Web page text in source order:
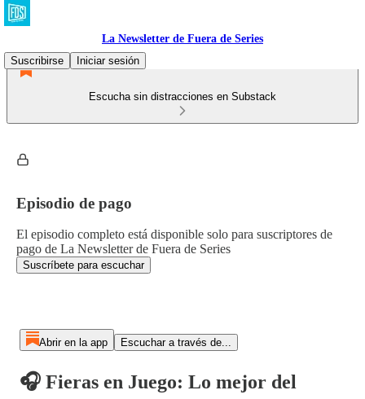
La Newsletter de Fuera de Series
Suscribirse
Iniciar sesión
Escucha sin distracciones en Substack
Episodio de pago
El episodio completo está disponible solo para suscriptores de
pago de La Newsletter de Fuera de Series
Suscríbete para escuchar
Abrir en la app Escuchar a través de...
🎧 Fieras en Juego: Lo mejor del